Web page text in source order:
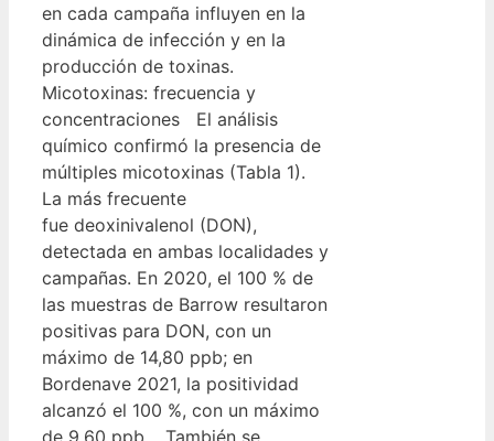
en cada campaña influyen en la
dinámica de infección y en la
producción de toxinas.
Micotoxinas: frecuencia y
concentraciones El análisis
químico confirmó la presencia de
múltiples micotoxinas (Tabla 1).
La más frecuente
fue deoxinivalenol (DON),
detectada en ambas localidades y
campañas. En 2020, el 100 % de
las muestras de Barrow resultaron
positivas para DON, con un
máximo de 14,80 ppb; en
Bordenave 2021, la positividad
alcanzó el 100 %, con un máximo